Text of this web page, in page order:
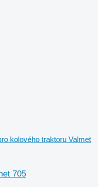
kolového traktoru Valmet
705